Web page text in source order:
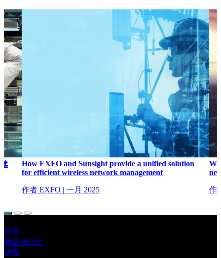
How EXFO and Sunsight provide a unified solution
for efficient wireless network management
作者 EXFO 一月 2025 作
联系
网络研讨会
博客